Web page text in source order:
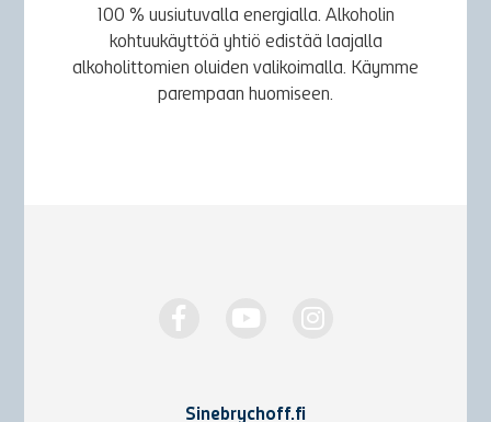
100 % uusiutuvalla energialla. Alkoholin
kohtuukäyttöä yhtiö edistää laajalla
alkoholittomien oluiden valikoimalla. Käymme
parempaan huomiseen.
Sinebrychoff.fi